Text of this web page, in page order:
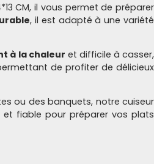
CM, il vous permet de préparer
, il est adapté à une variété
à la chaleur et difficile à casser,
de profiter de délicieux
ou des banquets, notre cuiseur
et fiable pour préparer vos plats